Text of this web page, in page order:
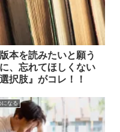
本を読みたいと願う
、忘れてほしくない
選択肢』がコレ！！
になる